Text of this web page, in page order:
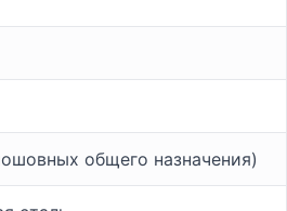
общего назначения)